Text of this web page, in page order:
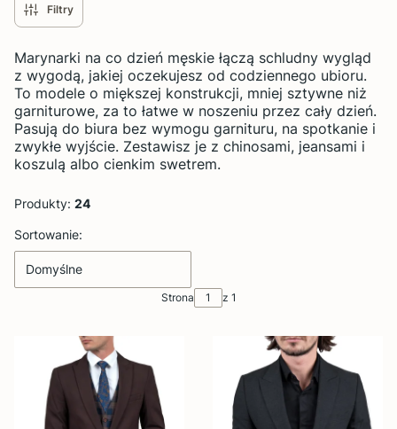
Filtry
Marynarki na co dzień męskie łączą schludny wygląd
z wygodą, jakiej oczekujesz od codziennego ubioru.
To modele o miększej konstrukcji, mniej sztywne niż
garniturowe, za to łatwe w noszeniu przez cały dzień.
Pasują do biura bez wymogu garnituru, na spotkanie i
zwykłe wyjście. Zestawisz je z chinosami, jeansami i
koszulą albo cienkim swetrem.
Produkty: 24
Lista produktów
Sortowanie:
Domyślne
Strona z 1